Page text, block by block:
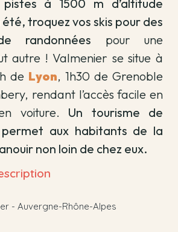
à 1500 m d’altitude
été, troquez vos skis pour des
randonnées pour une
autre ! Valmenier se situe à
de Lyon, 1h30 de Grenoble
rendant l’accès facile en
voiture. Un tourisme de
aux habitants de la
non loin de chez eux.
- Auvergne-Rhône-Alpes